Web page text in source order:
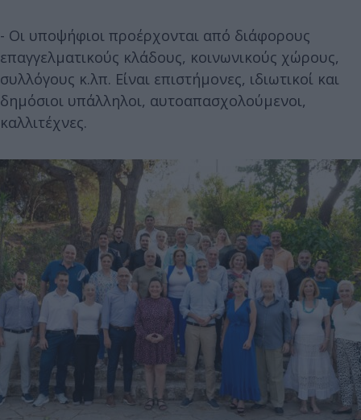
- Οι υποψήφιοι προέρχονται από διάφορους
επαγγελματικούς κλάδους, κοινωνικούς χώρους,
συλλόγους κ.λπ. Είναι επιστήμονες, ιδιωτικοί και
δημόσιοι υπάλληλοι, αυτοαπασχολούμενοι,
καλλιτέχνες.